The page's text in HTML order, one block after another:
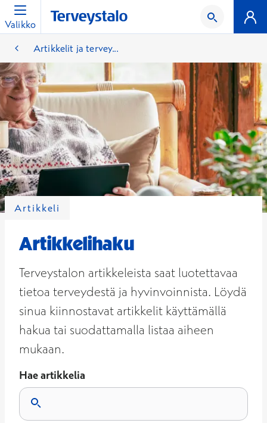
Valikko
Artikkelit ja tervey...
Artikkeli
Artikkelihaku
Terveystalon artikkeleista saat luotettavaa
tietoa terveydestä ja hyvinvoinnista. Löydä
sinua kiinnostavat artikkelit käyttämällä
hakua tai suodattamalla listaa aiheen
mukaan.
Hae artikkelia